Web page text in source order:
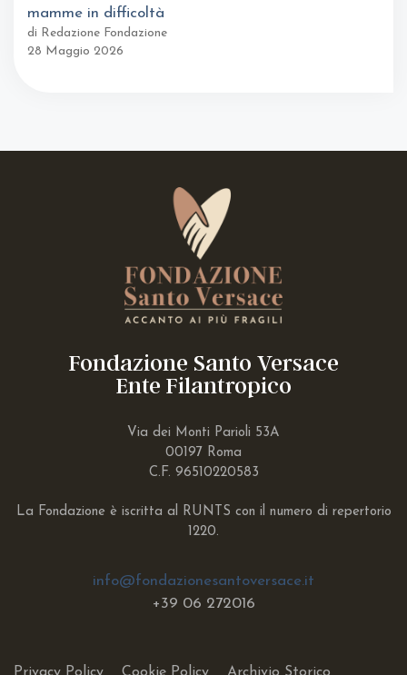
mamme in difficoltà
di Redazione Fondazione
28 Maggio 2026
Fondazione Santo Versace
Ente Filantropico
Via dei Monti Parioli 53A
00197 Roma
C.F. 96510220583
La Fondazione è iscritta al RUNTS con il numero di repertorio
1220.
info@fondazionesantoversace.it
+39 06 272016